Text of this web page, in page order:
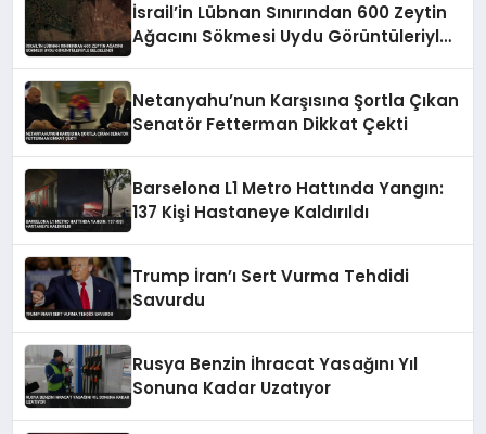
İsrail’in Lübnan Sınırından 600 Zeytin
Ağacını Sökmesi Uydu Görüntüleriyle
Netanyahu’nun Karşısına Şortla Çıkan
Senatör Fetterman Dikkat Çekti
Barselona L1 Metro Hattında Yangın:
137 Kişi Hastaneye Kaldırıldı
Trump İran’ı Sert Vurma Tehdidi
Savurdu
Rusya Benzin İhracat Yasağını Yıl
Sonuna Kadar Uzatıyor